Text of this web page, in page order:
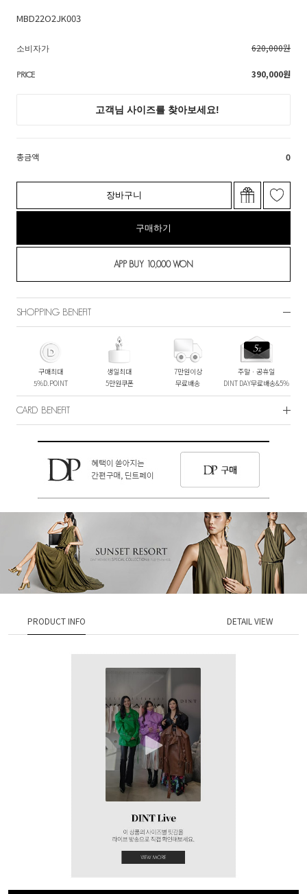
MBD22O2JK003
소비자가 620,000원
PRICE 390,000원
총금액 0
장바구니
구매하기
SHOPPING BENEFIT
구매최대
5%D.POINT
생일최대
5만원쿠폰
7만원이상
무료배송
주말ㆍ공휴일
DINT DAY무료배송&5%
CARD BENEFIT
PRODUCT INFO DETAIL VIEW